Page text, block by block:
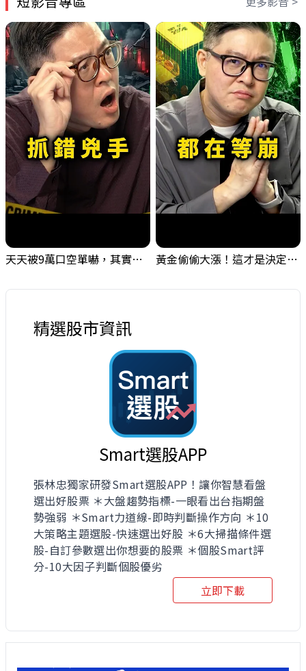
天天被9萬口空單嚇，其實你盯錯地方了｜Mr.Jimmy高志銘 #台股 #外資期貨 #融資 黃金偷偷大漲！這才是決定台股生死的「真風向球」！｜Mr.Jimmy高志銘 #黃金 #美元指數 #聯準會
精選股市資訊
Smart選股APP
張林忠獨家研發Smart選股APP！讓你智慧看盤
選出好股票 ＊大盤趨勢指標-一眼看出台指期盤
勢強弱 ＊Smart力道線-即時判斷操作方向 ＊10
大策略主題選股-快速選出好股 ＊6大掃描條件選
股-自訂參數選出你想要的股票 ＊個股Smart評
分-10大因子判斷個股優劣
立即下載